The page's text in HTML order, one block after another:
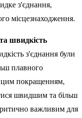
з'єднання,
місцезнаходження.
швидкість
з'єднання були
плавного
цим покращенням,
швидшим та більш
важливим для